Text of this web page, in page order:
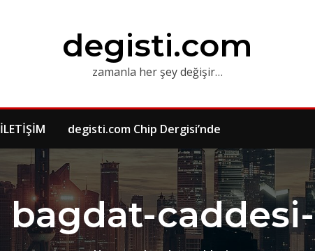
degisti.com
zamanla her şey değişir…
İLETİŞİM degisti.com Chip Dergisi’nde
bagdat-caddesi-